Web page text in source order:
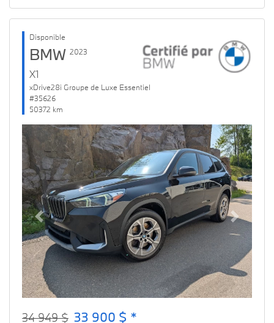
Disponible
BMW 2023
X1
xDrive28i Groupe de Luxe Essentiel
#35626
50372 km
Previous Next
34 949 $ 33 900 $ *